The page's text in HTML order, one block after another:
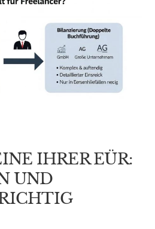
IHRER EÜR:
UND